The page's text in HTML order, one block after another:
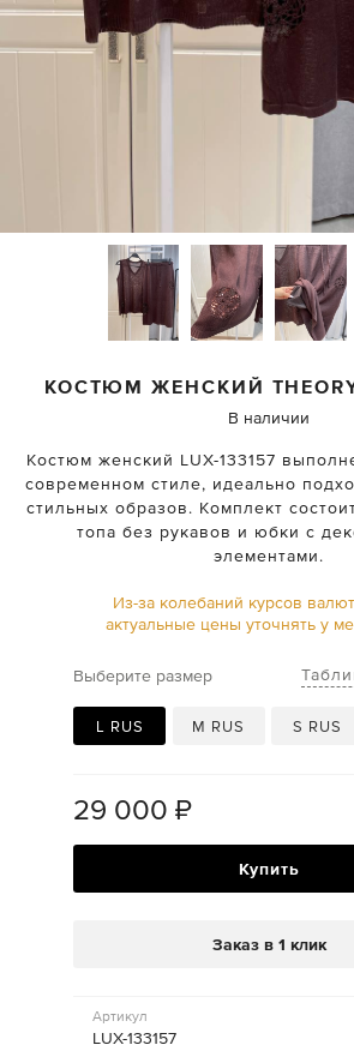
КОСТЮМ ЖЕНСКИЙ
В наличии
Костюм женский LUX-133157
современном стиле, идеально
стильных образов. Комплект
топа без рукавов и юбки с
элементами.
Из-за колебаний курсов
актуальные цены уточнять у
Выберите размер
L RUS M RUS S RUS
29 000 ₽
Купить
Заказ в 1 клик
Артикул
LUX-133157